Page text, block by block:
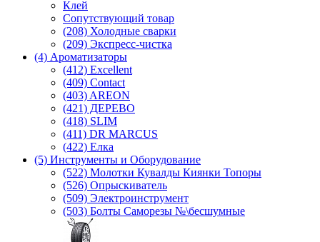
Клей
Сопутствующий товар
(208) Холодные сварки
(209) Экспреcс-чистка
(4) Ароматизаторы
(412) Excellent
(409) Contact
(403) AREON
(421) ДЕРЕВО
(418) SLIM
(411) DR MARCUS
(422) Елка
(5) Инструменты и Оборудование
(522) Молотки Кувалды Киянки Топоры
(526) Опрыскиватель
(509) Электроинструмент
(503) Болты Саморезы №\бесшумные